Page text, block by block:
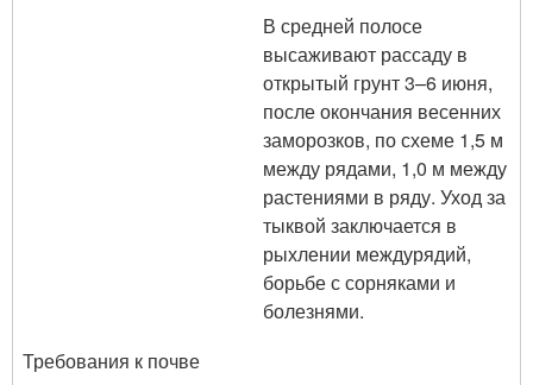
В средней полосе
высаживают рассаду в
открытый грунт 3–6 июня,
после окончания весенних
заморозков, по схеме 1,5 м
между рядами, 1,0 м между
растениями в ряду. Уход за
тыквой заключается в
рыхлении междурядий,
борьбе с сорняками и
болезнями.
Требования к почве